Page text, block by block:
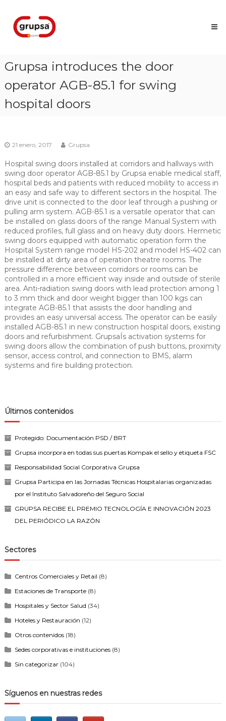
content
Accesos
que
conectan
Grupsa introduces the door
operator AGB-85.1 for swing
hospital doors
21 enero, 2017 Grupsa
Hospital swing doors installed at corridors and hallways with
swing door operator AGB-85.1 by Grupsa enable medical staff,
hospital beds and patients with reduced mobility to access in
an easy and safe way to different sectors in the hospital. The
drive unit is connected to the door leaf through a pushing or
pulling arm system. AGB-85.1 is a versatile operator that can
be installed on glass doors of the range Manual System with
reduced profiles, full glass and on heavy duty doors. Hermetic
swing doors equipped with automatic operation form the
Hospital System range model HS-202 and model HS-402 can
be installed at dirty area of operation theatre rooms. The
pressure difference between corridors or rooms can be
controlled in a more efficient way inside and outside of sterile
area. Anti-radiation swing doors with lead protection among 1
to 3 mm thick and door weight bigger than 100 kgs can
integrate AGB-85.1 that assists the door handling and
provides an easy universal access. The operator can be easily
installed AGB-85.1 in new construction hospital doors, existing
doors and refurbishment. GrupsaÍs activation systems for
swing doors allow the combination of push buttons, proximity
sensor, access control, and connection to BMS, alarm
systems and fire building protection.
Últimos contenidos
Protegido: Documentación PSD / BRT
Grupsa incorpora en todas sus puertas Kompak el sello y etiqueta FSC
Responsabilidad Social Corporativa Grupsa
Grupsa Participa en las Jornadas Técnicas Hospitalarias organizadas
por el Instituto Salvadoreño del Seguro Social
GRUPSA RECIBE EL PREMIO TECNOLOGÍA E INNOVACIÓN 2023
DEL PERIÓDICO LA RAZÓN
Sectores
Centros Comerciales y Retail (8)
Estaciones de Transporte(8)
Hospitales y Sector Salud (34)
Hoteles y Restauración (12)
Otros contenidos(18)
Sedes corporativas e instituciones(8)
Sin categorizar(104)
Síguenos en nuestras redes